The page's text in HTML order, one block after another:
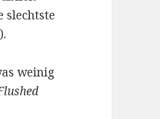
slechtste
).
weinig